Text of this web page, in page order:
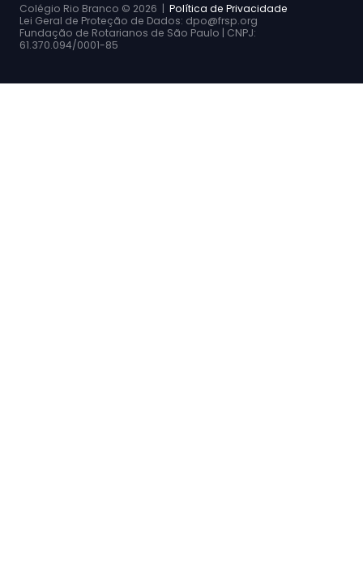
Colégio Rio Branco © 2026 | Política de Privacidade
Lei Geral de Proteção de Dados: dpo@frsp.org
Fundação de Rotarianos de São Paulo | CNPJ:
61.370.094/0001-85